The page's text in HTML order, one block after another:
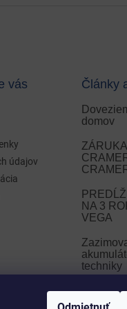
vás
údajov
Články
domov
NA 3
VEGA
techniky